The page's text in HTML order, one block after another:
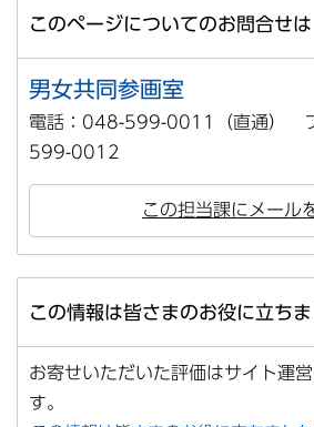
このページについてのお問合せは
男女共同参画室
電話：048-599-0011（直通）
599-0012
この担当課にメール
この情報は皆さまのお役に立ちま
お寄せいただいた評価はサイト運
す。